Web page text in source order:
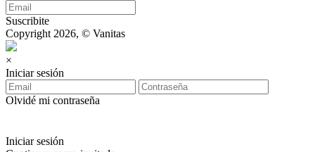
Suscribite
Copyright 2026, © Vanitas
×
Iniciar sesión
Olvidé mi contraseña
Iniciar sesión